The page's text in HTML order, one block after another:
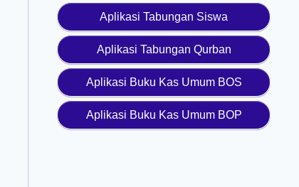
Aplikasi Tabungan Siswa
Aplikasi Tabungan Qurban
Aplikasi Buku Kas Umum BOS
Aplikasi Buku Kas Umum BOP